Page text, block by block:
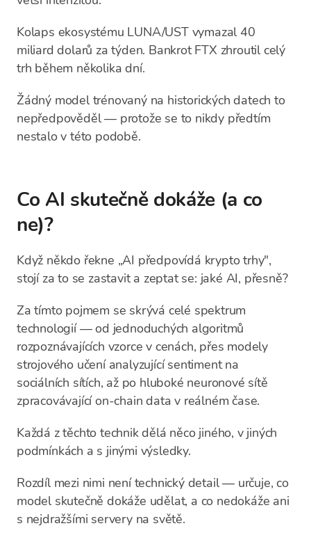
Kolaps ekosystému LUNA/UST vymazal 40
miliard dolarů za týden. Bankrot FTX zhroutil celý
trh během několika dní.
Žádný model trénovaný na historických datech to
nepředpověděl — protože se to nikdy předtím
nestalo v této podobě.
Co AI skutečně dokáže (a co
ne)?
Když někdo řekne „AI předpovídá krypto trhy",
stojí za to se zastavit a zeptat se: jaké AI, přesně?
Za tímto pojmem se skrývá celé spektrum
technologií — od jednoduchých algoritmů
rozpoznávajících vzorce v cenách, přes modely
strojového učení analyzující sentiment na
sociálních sítích, až po hluboké neuronové sítě
zpracovávající on-chain data v reálném čase.
Každá z těchto technik dělá něco jiného, v jiných
podmínkách a s jinými výsledky.
Rozdíl mezi nimi není technický detail — určuje, co
model skutečně dokáže udělat, a co nedokáže ani
s nejdražšími servery na světě.